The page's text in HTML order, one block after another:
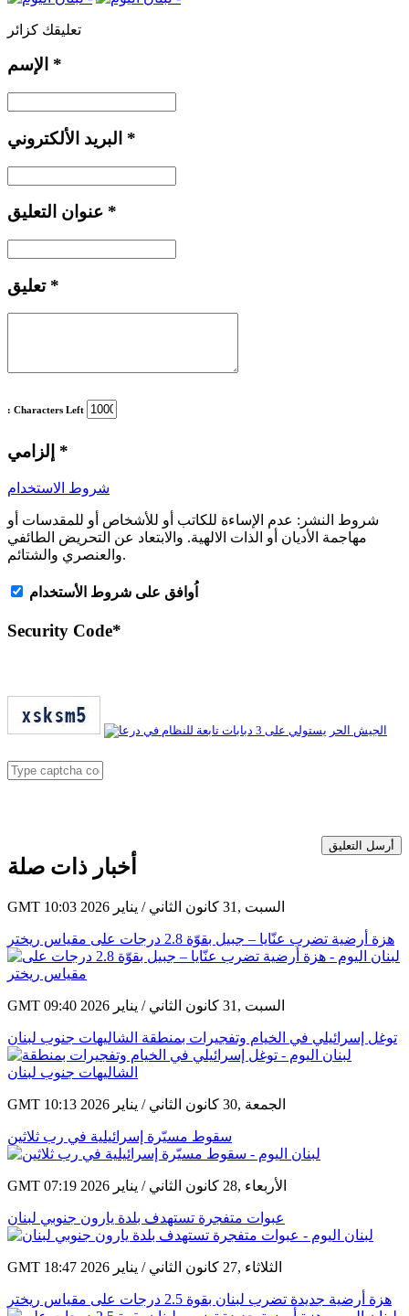
تعليقك كزائر
*
*
*
تعليق *
: Characters Left
*
شروط الاستخدام
شروط النشر: عدم الإساءة للكاتب أو للأشخاص أو للمقدسات أو
مهاجمة الأديان أو الذات الالهية. والابتعاد عن التحريض الطائفي
والعنصري والشتائم.
اُوافق على شروط الأستخدام
Security Code*
أرسل التعليق
أخبار ذات صلة
GMT 10:03 2026 السبت ,31 كانون الثاني / يناير
هزة أرضية تضرب عنّايا – جبيل بقوّة 2.8 درجات على مقياس ريختر
GMT 09:40 2026 السبت ,31 كانون الثاني / يناير
توغل إسرائيلي في الخيام وتفجيرات بمنطقة الشاليهات جنوب لبنان
GMT 10:13 2026 الجمعة ,30 كانون الثاني / يناير
سقوط مسيّرة إسرائيلية في رب ثلاثين
GMT 07:19 2026 الأربعاء ,28 كانون الثاني / يناير
عبوات متفجرة تستهدف بلدة يارون جنوبي لبنان
GMT 18:47 2026 الثلاثاء ,27 كانون الثاني / يناير
هزة أرضية جديدة تضرب لبنان بقوة 2.5 درجات على مقياس ريختر